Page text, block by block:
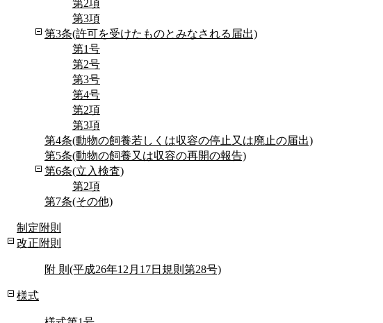
第2項
第3項
第3条(許可を受けたものとみなされる届出)
第1号
第2号
第3号
第4号
第2項
第3項
第4条(動物の飼養若しくは収容の停止又は廃止の届出)
第5条(動物の飼養又は収容の再開の報告)
第6条(立入検査)
第2項
第7条(その他)
制定附則
改正附則
附 則(平成26年12月17日規則第28号)
様式